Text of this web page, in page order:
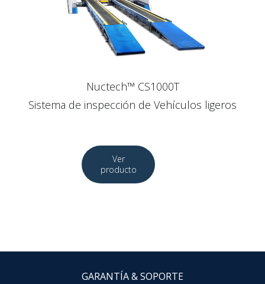
Nuctech™ CS1000T
Sistema de inspección de Vehículos ligeros
GARANTÍA & SOPORTE